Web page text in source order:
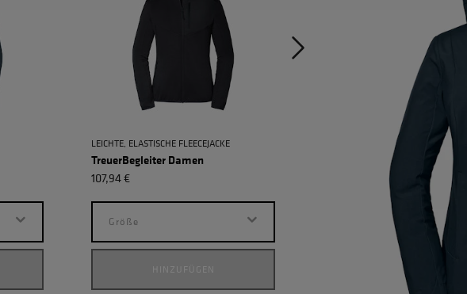
TreuerBegleiter Damen
LEICHTE, ELASTISCHE FLEECEJACKE
107,94 €
Größe
HINZUFÜGEN
Einheizer ZipIn Damen
POWERSTRETCH-FLEECE
HINZUFÜGEN